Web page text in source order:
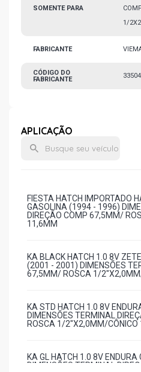
SOMENTE PARA
1/
FABRICANTE
CÓDIGO DO
FABRICANTE
APLICAÇÃO
FIESTA HATCH IMPORTADO
GASOLINA (1994 - 1996)
DIREÇÃO COMP 67,5MM/
11,6MM
KA BLACK HATCH 1.0 8V
(2001 - 2001) DIMENSÕES
67,5MM/ ROSCA 1/
KA STD HATCH 1.0 8V
DIMENSÕES TERMINAL
ROSCA 1/2"X2,0MM/CÔNICO
KA GL HATCH 1.0 8V
DIMENSÕES TERMINAL